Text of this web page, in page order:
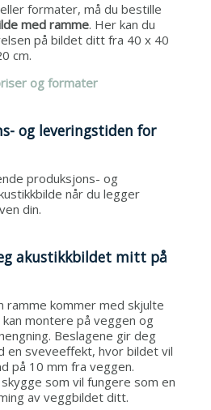
formater, må du bestille
med ramme. Her kan du
på bildet ditt fra 40 x 40
cm.
og formater
og leveringstiden for
produksjons- og
når du legger
din.
akustikkbildet mitt på
ramme kommer med skjulte
montere på veggen og
Beslagene gir deg
en sveveeffekt, hvor bildet vil
på 10 mm fra veggen.
som vil fungere som en
av veggbildet ditt.